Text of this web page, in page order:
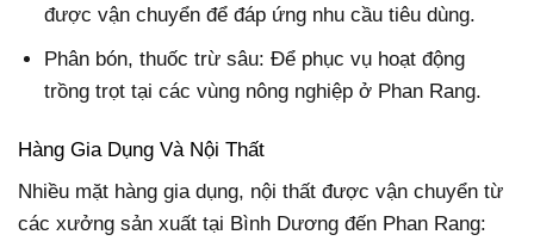
được vận chuyển để đáp ứng nhu cầu tiêu dùng.
Phân bón, thuốc trừ sâu: Để phục vụ hoạt động
trồng trọt tại các vùng nông nghiệp ở Phan Rang.
Hàng Gia Dụng Và Nội Thất
Nhiều mặt hàng gia dụng, nội thất được vận chuyển từ
các xưởng sản xuất tại Bình Dương đến Phan Rang: